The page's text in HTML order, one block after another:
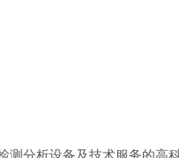
分析设备及技术服务的